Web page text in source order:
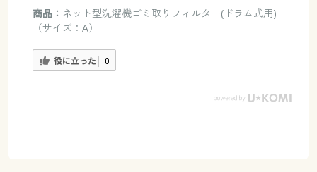
商品： ネット型洗濯機ゴミ取りフィルター(ドラム式用)
（サイズ：A）
役に立った 0